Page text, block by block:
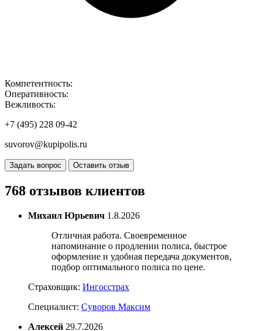
Компетентность:
Оперативность:
Вежливость:
+7 (495) 228 09-42
suvorov@kupipolis.ru
Задать вопрос Оставить отзыв
768 отзывов клиентов
Михаил Юрьевич 1.8.2026
Отличная работа. Своевременное
напоминание о продлении полиса, быстрое
оформление и удобная передача документов,
подбор оптимального полиса по цене.
Страховщик: Ингосстрах
Специалист: Суворов Максим
Алексей 29.7.2026